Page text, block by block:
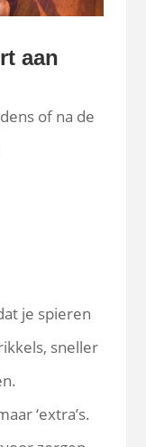
aan
of na de
je spieren
sneller
‘extra’s.